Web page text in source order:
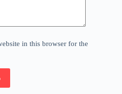
in this browser for the